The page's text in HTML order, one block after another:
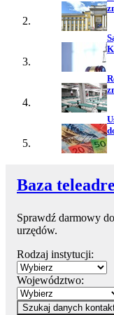
Baza
Sprawdź darmowy
urzędów.
Rodzaj instytucji:
Województwo:
Szukaj danych